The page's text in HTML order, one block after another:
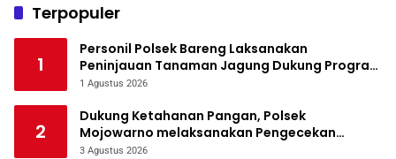
Terpopuler
1
Personil Polsek Bareng Laksanakan
Peninjauan Tanaman Jagung Dukung Program
Ketahanan Pangan
1 Agustus 2026
2
Dukung Ketahanan Pangan, Polsek
Mojowarno melaksanakan Pengecekan
Tanaman Jagung
3 Agustus 2026